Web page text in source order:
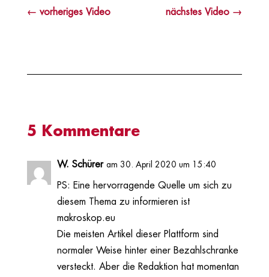
← vorheriges Video nächstes Video →
5 Kommentare
W. Schürer am 30. April 2020 um 15:40
PS: Eine hervorragende Quelle um sich zu
diesem Thema zu informieren ist
makroskop.eu
Die meisten Artikel dieser Plattform sind
normaler Weise hinter einer Bezahlschranke
versteckt. Aber die Redaktion hat momentan